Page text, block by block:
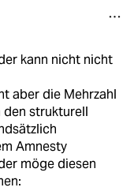
kann nicht nicht
aber die Mehrzahl
strukturell
Amnesty
möge diesen